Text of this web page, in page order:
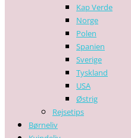
Kap Verde
Norge
Polen
Spanien
Sverige
Tyskland
USA
Østrig
Rejsetips
Børneliv